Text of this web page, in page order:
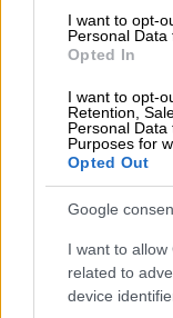
I want to opt-
Personal Data
Opted In
I want to opt-
Retention,
Personal
Purposes for
Opted Out
Google
I want to
related to
device
έμβρυο
καντίναςτο
διαμόρφωση
εκατοστών.
αρχές να
για να
«Το πρωί που
εντοπίσαμε